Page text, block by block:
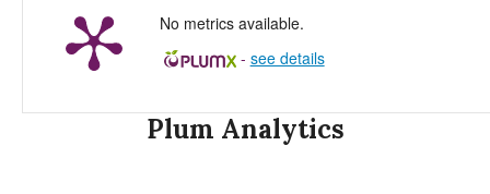
No metrics available.
- see details
Plum Analytics